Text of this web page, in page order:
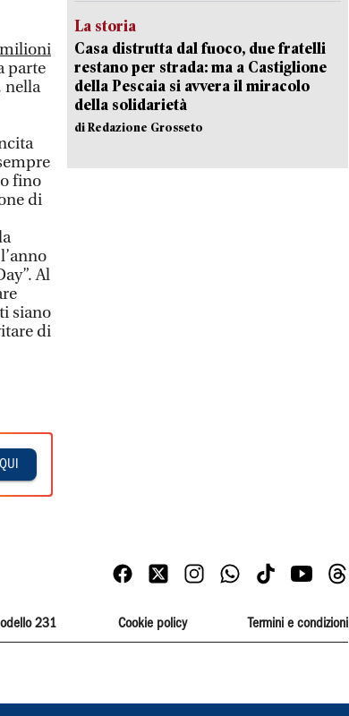
milioni
parte
nella
fino
di
Al
siano
di
La storia
Casa distrutta dal fuoco, due fratelli
restano per strada: ma a Castiglione
della Pescaia si avvera il miracolo
della solidarietà
di Redazione Grosseto
231 Cookie policy Termini e condizioni